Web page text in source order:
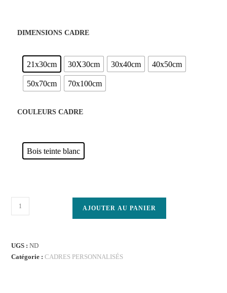
DIMENSIONS CADRE
21x30cm 30X30cm 30x40cm 40x50cm
50x70cm 70x100cm
COULEURS CADRE
Bois teinte blanc
AJOUTER AU PANIER
UGS :ND
Catégorie :CADRES PERSONNALISÉS